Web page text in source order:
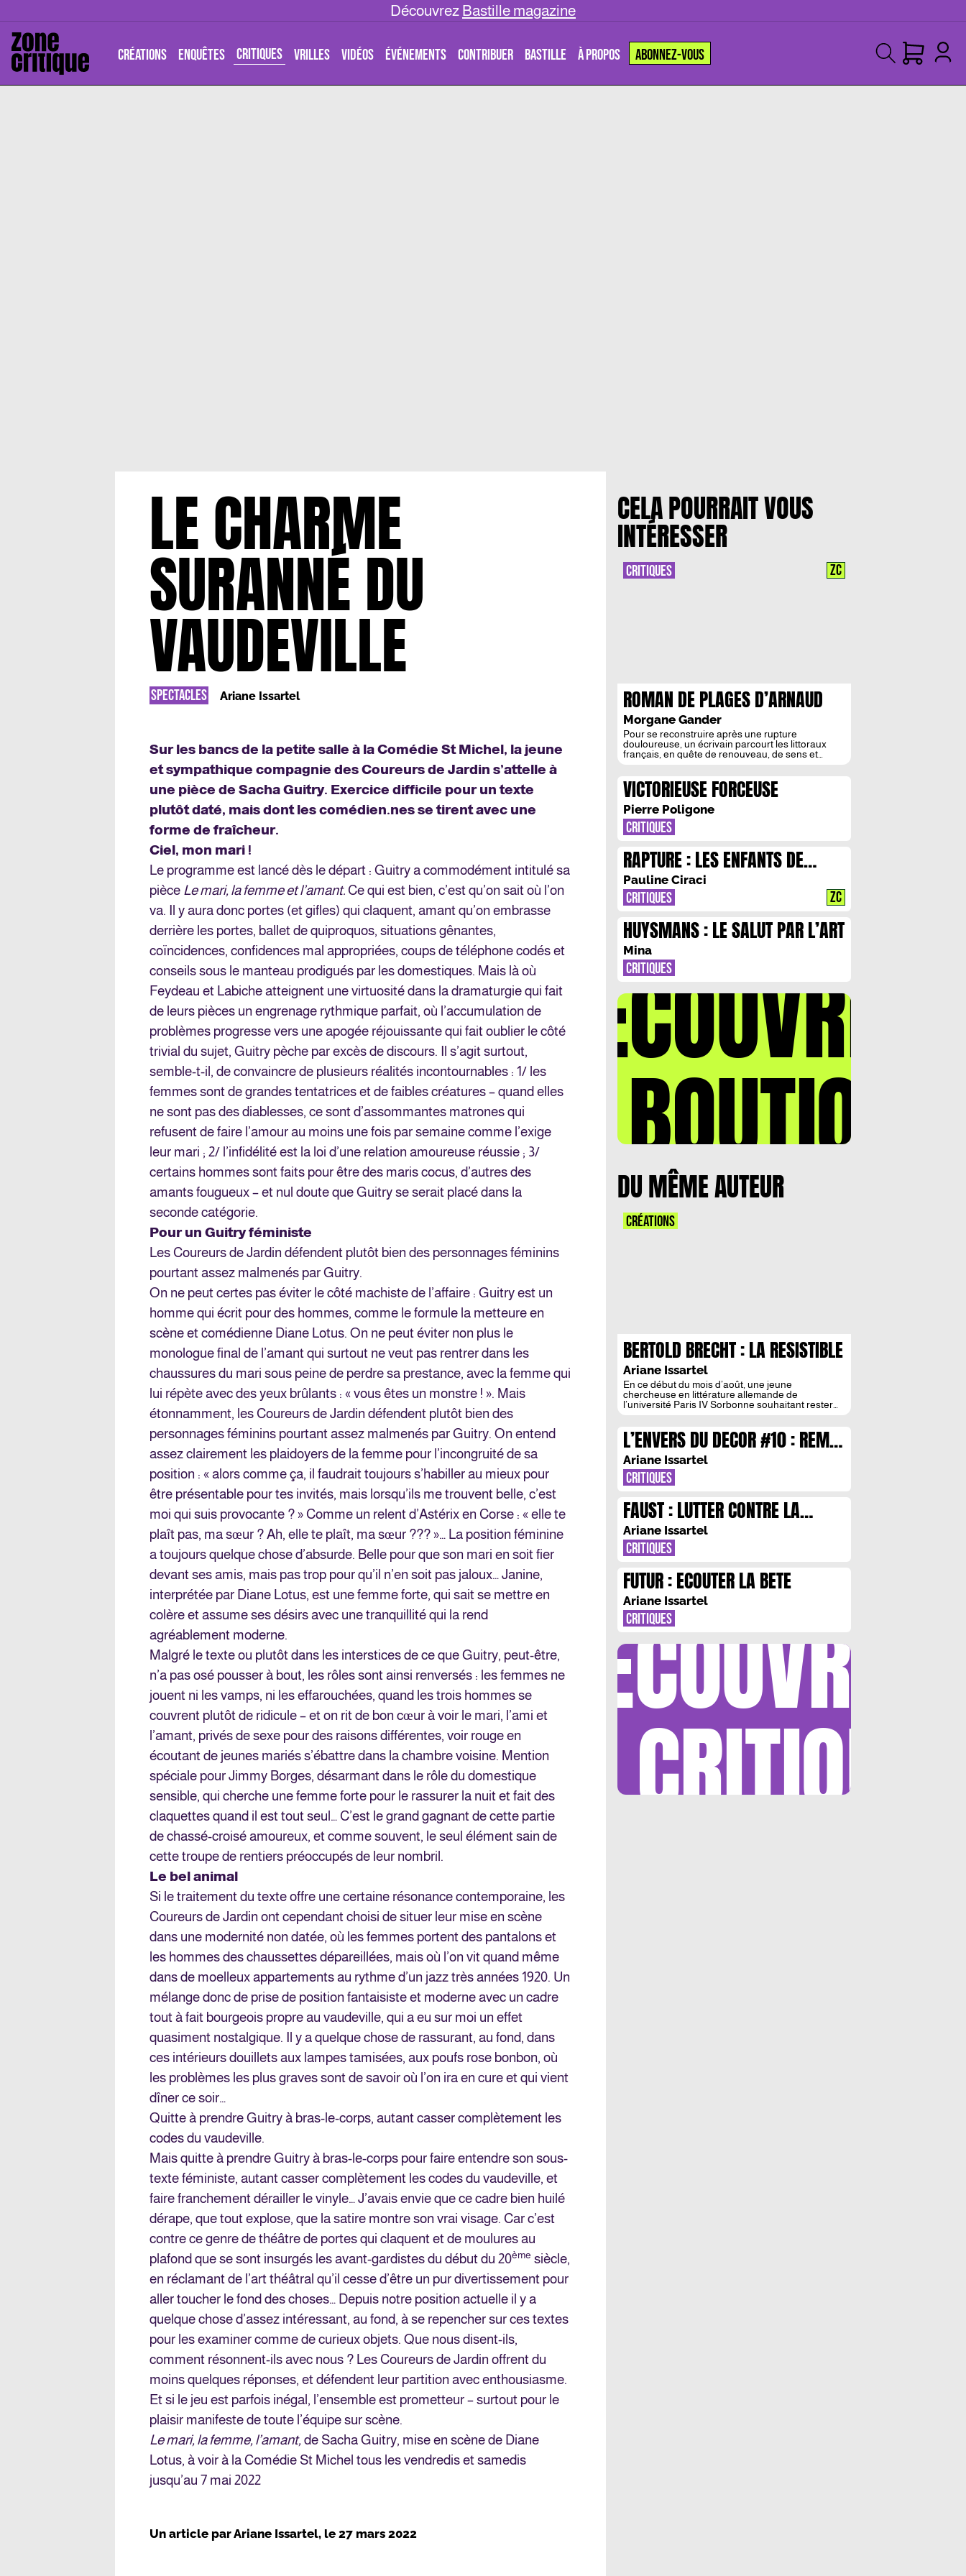
Découvrez Bastille magazine
CRÉATIONS ENQUÊTES CRITIQUES VRILLES VIDÉOS ÉVÉNEMENTS CONTRIBUER BASTILLE À PROPOS ABONNEZ-VOUS
LE CHARME
SURANNÉ DU
VAUDEVILLE
SPECTACLES Ariane Issartel
Sur les bancs de la petite salle à la Comédie St Michel, la jeune
et sympathique compagnie des Coureurs de Jardin s’attelle à
une pièce de Sacha Guitry. Exercice difficile pour un texte
plutôt daté, mais dont les comédien.nes se tirent avec une
forme de fraîcheur.
Ciel, mon mari !
Le programme est lancé dès le départ : Guitry a commodément intitulé sa
pièce Le mari, la femme et l’amant. Ce qui est bien, c’est qu’on sait où l’on
va. Il y aura donc portes (et gifles) qui claquent, amant qu’on embrasse
derrière les portes, ballet de quiproquos, situations gênantes,
coïncidences, confidences mal appropriées, coups de téléphone codés et
conseils sous le manteau prodigués par les domestiques. Mais là où
Feydeau et Labiche atteignent une virtuosité dans la dramaturgie qui fait
de leurs pièces un engrenage rythmique parfait, où l’accumulation de
problèmes progresse vers une apogée réjouissante qui fait oublier le côté
trivial du sujet, Guitry pèche par excès de discours. Il s’agit surtout,
semble-t-il, de convaincre de plusieurs réalités incontournables : 1/ les
femmes sont de grandes tentatrices et de faibles créatures – quand elles
ne sont pas des diablesses, ce sont d’assommantes matrones qui
refusent de faire l’amour au moins une fois par semaine comme l’exige
leur mari ; 2/ l’infidélité est la loi d’une relation amoureuse réussie ; 3/
certains hommes sont faits pour être des maris cocus, d’autres des
amants fougueux – et nul doute que Guitry se serait placé dans la
seconde catégorie.
Pour un Guitry féministe
Les Coureurs de Jardin défendent plutôt bien des personnages féminins
pourtant assez malmenés par Guitry.
On ne peut certes pas éviter le côté machiste de l’affaire : Guitry est un
homme qui écrit pour des hommes, comme le formule la metteure en
scène et comédienne Diane Lotus. On ne peut éviter non plus le
monologue final de l’amant qui surtout ne veut pas rentrer dans les
chaussures du mari sous peine de perdre sa prestance, avec la femme qui
lui répète avec des yeux brûlants : « vous êtes un monstre ! ». Mais
étonnamment, les Coureurs de Jardin défendent plutôt bien des
personnages féminins pourtant assez malmenés par Guitry. On entend
assez clairement les plaidoyers de la femme pour l’incongruité de sa
position : « alors comme ça, il faudrait toujours s’habiller au mieux pour
être présentable pour tes invités, mais lorsqu’ils me trouvent belle, c’est
moi qui suis provocante ? » Comme un relent d’Astérix en Corse : « elle te
plaît pas, ma sœur ? Ah, elle te plaît, ma sœur ??? »… La position féminine
a toujours quelque chose d’absurde. Belle pour que son mari en soit fier
devant ses amis, mais pas trop pour qu’il n’en soit pas jaloux… Janine,
interprétée par Diane Lotus, est une femme forte, qui sait se mettre en
colère et assume ses désirs avec une tranquillité qui la rend
agréablement moderne.
Malgré le texte ou plutôt dans les interstices de ce que Guitry, peut-être,
n’a pas osé pousser à bout, les rôles sont ainsi renversés : les femmes ne
jouent ni les vamps, ni les effarouchées, quand les trois hommes se
couvrent plutôt de ridicule – et on rit de bon cœur à voir le mari, l’ami et
l’amant, privés de sexe pour des raisons différentes, voir rouge en
écoutant de jeunes mariés s’ébattre dans la chambre voisine. Mention
spéciale pour Jimmy Borges, désarmant dans le rôle du domestique
sensible, qui cherche une femme forte pour le rassurer la nuit et fait des
claquettes quand il est tout seul… C’est le grand gagnant de cette partie
de chassé-croisé amoureux, et comme souvent, le seul élément sain de
cette troupe de rentiers préoccupés de leur nombril.
Le bel animal
Si le traitement du texte offre une certaine résonance contemporaine, les
Coureurs de Jardin ont cependant choisi de situer leur mise en scène
dans une modernité non datée, où les femmes portent des pantalons et
les hommes des chaussettes dépareillées, mais où l’on vit quand même
dans de moelleux appartements au rythme d’un jazz très années 1920. Un
mélange donc de prise de position fantaisiste et moderne avec un cadre
tout à fait bourgeois propre au vaudeville, qui a eu sur moi un effet
quasiment nostalgique. Il y a quelque chose de rassurant, au fond, dans
ces intérieurs douillets aux lampes tamisées, aux poufs rose bonbon, où
les problèmes les plus graves sont de savoir où l’on ira en cure et qui vient
dîner ce soir…
Quitte à prendre Guitry à bras-le-corps, autant casser complètement les
codes du vaudeville.
Mais quitte à prendre Guitry à bras-le-corps pour faire entendre son sous-
texte féministe, autant casser complètement les codes du vaudeville, et
faire franchement dérailler le vinyle… J’avais envie que ce cadre bien huilé
dérape, que tout explose, que la satire montre son vrai visage. Car c’est
contre ce genre de théâtre de portes qui claquent et de moulures au
plafond que se sont insurgés les avant-gardistes du début du 20ème siècle,
en réclamant de l’art théâtral qu’il cesse d’être un pur divertissement pour
aller toucher le fond des choses… Depuis notre position actuelle il y a
quelque chose d’assez intéressant, au fond, à se repencher sur ces textes
pour les examiner comme de curieux objets. Que nous disent-ils,
comment résonnent-ils avec nous ? Les Coureurs de Jardin offrent du
moins quelques réponses, et défendent leur partition avec enthousiasme.
Et si le jeu est parfois inégal, l’ensemble est prometteur – surtout pour le
plaisir manifeste de toute l’équipe sur scène.
Le mari, la femme, l’amant, de Sacha Guitry, mise en scène de Diane
Lotus, à voir à la Comédie St Michel tous les vendredis et samedis
jusqu’au 7 mai 2022
Un article parAriane Issartel, le 27 mars 2022
CELA POURRAIT VOUS
INTÉRESSER
ROMAN DE PLAGES D’ARNAUD
CATHRINE : L’ECRITURE COMME
UN PHARE DANS LA NUIT
Morgane Gander
Pour se reconstruire après une rupture
douloureuse, un écrivain parcourt les littoraux
français, en quête de renouveau, de sens et
permettra des rencontres inattendues, chacune
jouant un rôle singulier dans sa reconstruction.
Anna quitte Raphaël après vingt ans de vie […]
CRITIQUES ZC
VICTORIEUSE FORCEUSE
Pierre Poligone
CRITIQUES
RAPTURE : LES ENFANTS DE
MINUIT
Pauline Ciraci
CRITIQUES ZC
HUYSMANS : LE SALUT PAR L’ART
Mina
CRITIQUES
DÉCOUVREZ
LA BOUTIQUE
DU MÊME AUTEUR
BERTOLD BRECHT : LA RESISTIBLE
ASCENSION DE LA PANDEMIE
Ariane Issartel
En ce début du mois d’août, une jeune
chercheuse en littérature allemande de
l’université Paris IV Sorbonne souhaitant rester
au fond d’une malle de la bibliothèque Hans-
Eisler de Berlin. Nous sommes fiers d’en
retranscrire ici en exclusivité les premières pages
[…]
CRÉATIONS
L’ENVERS DU DECOR #10 : REMI
PRIN & EMMANUELLE JAUFFRET
Ariane Issartel
CRITIQUES
FAUST : LUTTER CONTRE LA
DEMESURE
Ariane Issartel
CRITIQUES
FUTUR : ECOUTER LA BETE
Ariane Issartel
CRITIQUES
DÉCOUVRIR
LES